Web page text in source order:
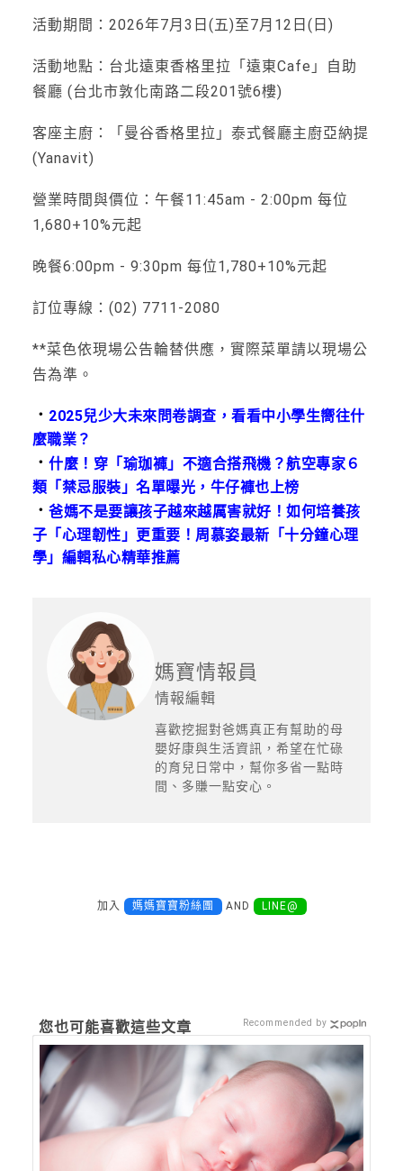
活動期間：2026年7月3日(五)至7月12日(日)
活動地點：台北遠東香格里拉「遠東Cafe」自助
餐廳 (台北市敦化南路二段201號6樓)
客座主廚：「曼谷香格里拉」泰式餐廳主廚亞納提
(Yanavit)
營業時間與價位：午餐11:45am - 2:00pm 每位
1,680+10%元起
晚餐6:00pm - 9:30pm 每位1,780+10%元起
訂位專線：(02) 7711-2080
**菜色依現場公告輪替供應，實際菜單請以現場公
告為準。
． 2025兒少大未來問卷調查，看看中小學生嚮往什
麼職業？
．什麼！穿「瑜珈褲」不適合搭飛機？航空專家６
類「禁忌服裝」名單曝光，牛仔褲也上榜
．爸媽不是要讓孩子越來越厲害就好！如何培養孩
子「心理韌性」更重要！周慕姿最新「十分鐘心理
學」編輯私心精華推薦
媽寶情報員
情報編輯
喜歡挖掘對爸媽真正有幫助的母
嬰好康與生活資訊，希望在忙碌
的育兒日常中，幫你多省一點時
間、多賺一點安心。
加入 媽媽寶寶粉絲團 AND LINE@
您也可能喜歡這些文章 Recommended by